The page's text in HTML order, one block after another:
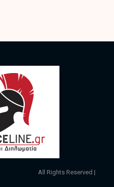
All Rights Reserved |